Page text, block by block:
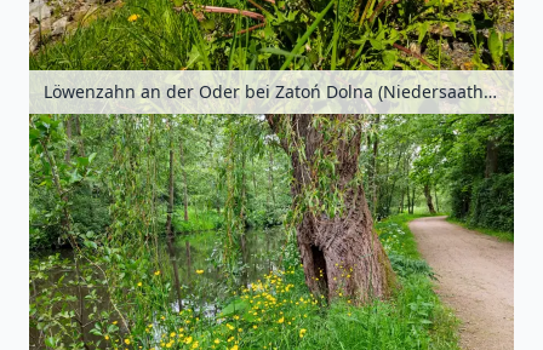
Löwenzahn an der Oder bei Zatoń Dolna (Niedersaathen), Westpommern, Polen